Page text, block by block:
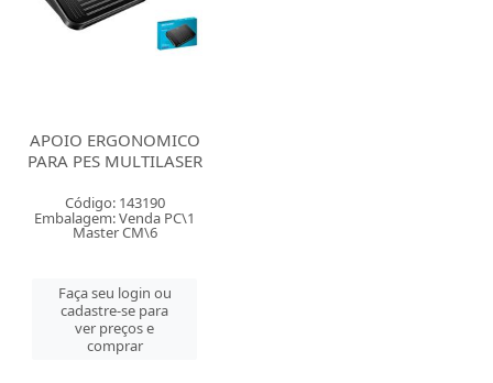
APOIO ERGONOMICO
PARA PES MULTILASER
Código: 143190
Embalagem: Venda PC\1
Master CM\6
Faça seu login ou
cadastre-se para
ver preços e
comprar